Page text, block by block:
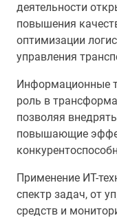
деятельности
повышения
оптимизации
управления
Информационные
роль в
позволяя
повышающие
Применение ИТ-
спектр задач, от
средств и